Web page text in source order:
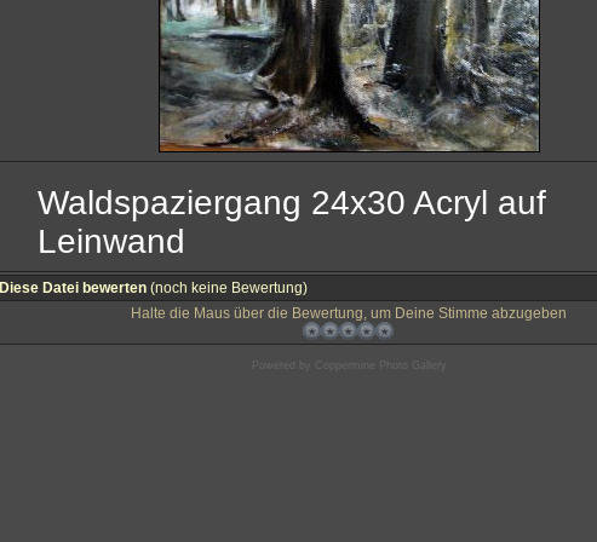
Waldspaziergang 24x30 Acryl auf
Leinwand
Diese Datei bewerten (noch keine Bewertung)
Halte die Maus über die Bewertung, um Deine Stimme abzugeben